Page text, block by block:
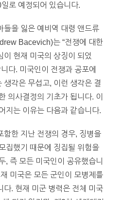
로 예정되어 있습니다.
들을 잃은 예비역 대령 앤드류
Bacevich)는 “전쟁에 대한
이 현재 미국의 상징이 되었
다. 미국인이 전쟁과 공포에
생각은 무섭고, 이런 생각은 결
의사결정의 기초가 됩니다. 이
지는 이유는 다음과 같습니다.
함한 지난 전쟁의 경우, 징병을
집했기 때문에 징집될 위험을
, 즉 모든 미국인이 공유했습니
미국은 모든 군인이 모병제를
다. 현재 미군 병력은 전체 미국